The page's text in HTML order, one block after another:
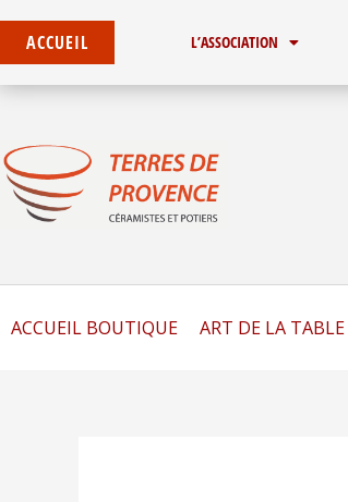
contenu
ACCUEIL L’ASSOCIATION
ACCUEIL BOUTIQUE ART DE LA